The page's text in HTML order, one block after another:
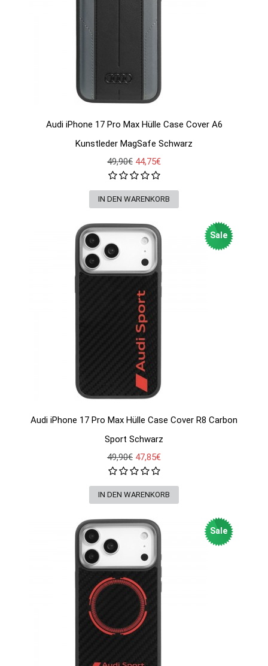
Audi iPhone 17 Pro Max Hülle Case Cover A6
Kunstleder MagSafe Schwarz
49,90€ 44,75€
Sale
Audi iPhone 17 Pro Max Hülle Case Cover R8 Carbon
Sport Schwarz
49,90€ 47,85€
Sale